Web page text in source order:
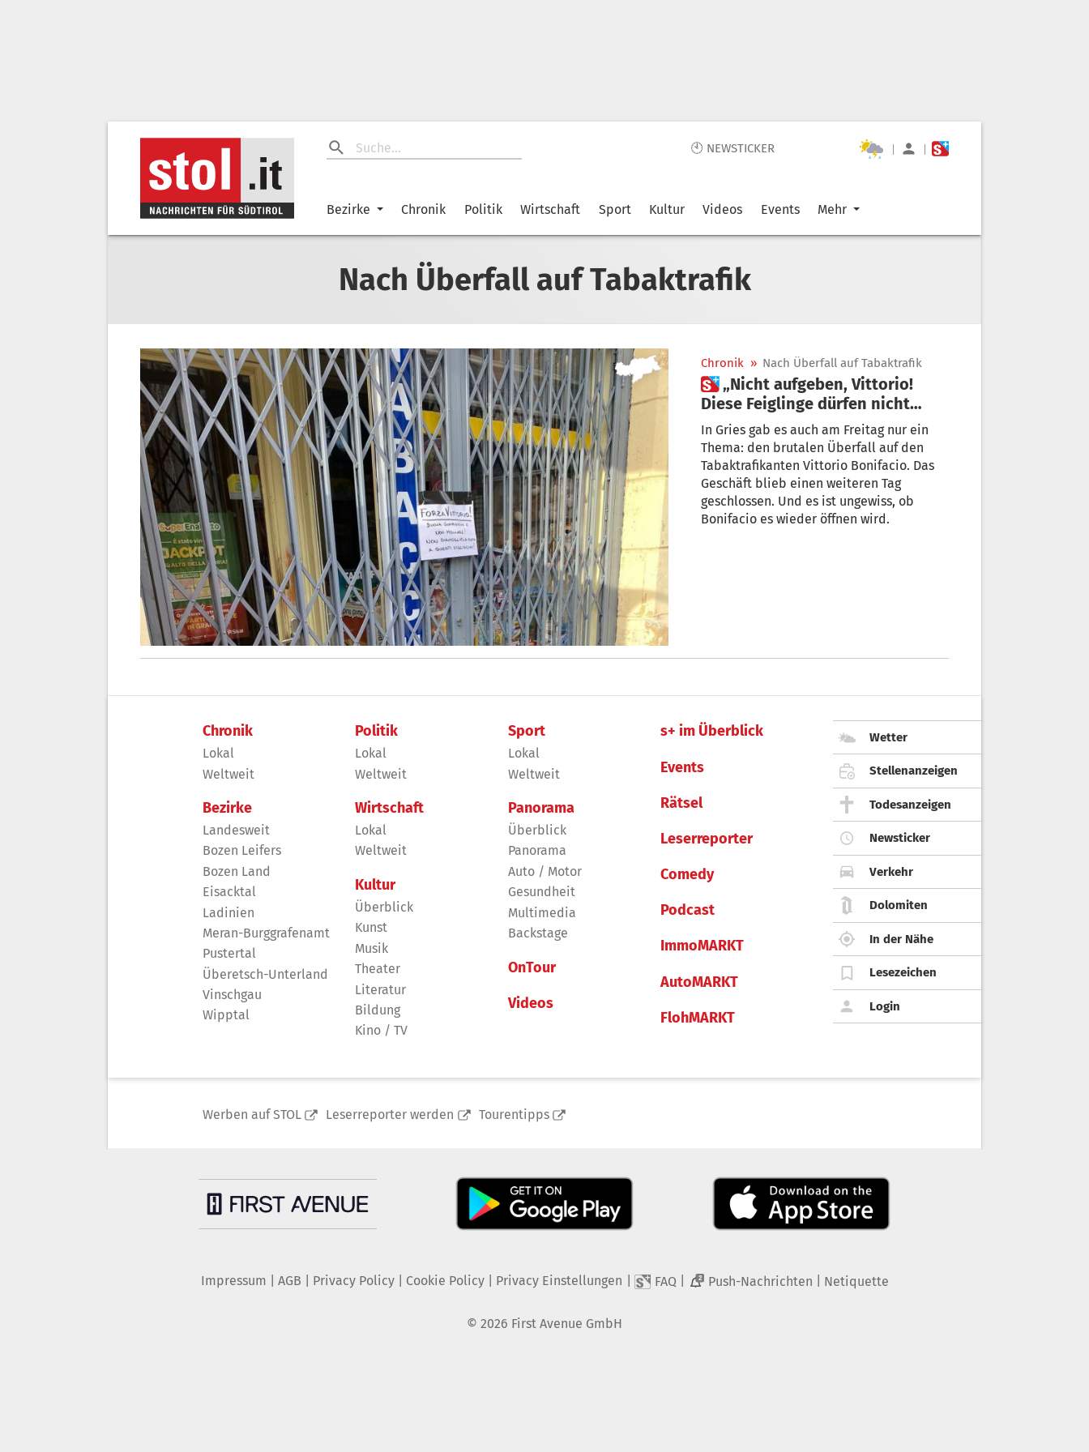
🕙 NEWSTICKER | |
Bezirke Chronik Politik Wirtschaft Sport Kultur Videos Events Mehr
Nach Überfall auf Tabaktrafik
Chronik » Nach Überfall auf Tabaktrafik
 „Nicht aufgeben, Vittorio!
Diese Feiglinge dürfen nicht
siegen“
In Gries gab es auch am Freitag nur ein
Thema: den brutalen Überfall auf den
Tabaktrafikanten Vittorio Bonifacio. Das
Geschäft blieb einen weiteren Tag
geschlossen. Und es ist ungewiss, ob
Bonifacio es wieder öffnen wird.
Chronik
Lokal
Weltweit
Bezirke
Landesweit
Bozen Leifers
Bozen Land
Eisacktal
Ladinien
Meran-Burggrafenamt
Pustertal
Überetsch-Unterland
Vinschgau
Wipptal
Politik
Lokal
Weltweit
Wirtschaft
Lokal
Weltweit
Kultur
Überblick
Kunst
Musik
Theater
Literatur
Bildung
Kino / TV
Sport
Lokal
Weltweit
Panorama
Überblick
Panorama
Auto / Motor
Gesundheit
Multimedia
Backstage
OnTour
Videos
s+ im Überblick
Events
Rätsel
Leserreporter
Comedy
Podcast
ImmoMARKT
AutoMARKT
FlohMARKT
Wetter
Stellenanzeigen
Todesanzeigen
Newsticker
Verkehr
Dolomiten
In der Nähe
Lesezeichen
Login
Werben auf STOL Leserreporter werden Tourentipps
Impressum AGB Privacy Policy| Cookie Policy| Privacy Einstellungen FAQ 2 Push-Nachrichten Netiquette
© 2026 First Avenue GmbH